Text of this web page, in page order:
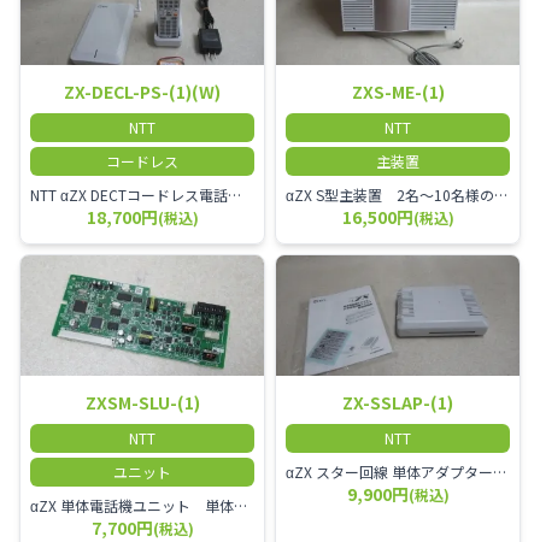
ZX-DECL-PS-(1)(W)
NTT
コードレス
NTT αZX DECTコードレス電話機 電波方式がDECTで、 防水機能（IPX4:あらゆる方向からの水の飛まつを受けても有害な影響を受けない。)を備えた 接続装置と子機の一対シングルゾーンコードレスです。
18,700円(税込)
ZXS-ME-(1)
NTT
主装置
αZX S型主装置 2名～10名様のオフィスに適しております。
16,500円(税込)
ZXSM-SLU-(1)
NTT
ユニット
αZX 単体電話機ユニット 単体電話機、複合機、ドアホン等、 2台分収容可能にするユニット
7,700円(税込)
ZX-SSLAP-(1)
NTT
αZX スター回線 単体アダプター 受付電話機、ドアホン、FAX等を1台収容できる装置です。
9,900円(税込)